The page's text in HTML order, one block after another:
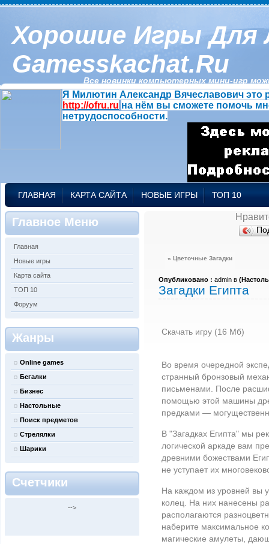
Хорошие Игры Для
Gamesskachat.ru
Все новинки компьютерных мини-игр
Я Милютин Александр Вячеславович это
http://ofru.ru на нём вы сможете помочь
нетрудоспособности.
ГЛАВНАЯ КАРТА САЙТА НОВЫЕ ИГРЫ ТОП 10
Главное Меню
Главная
Новые игры
Карта сайта
ТОП 10
Форуум
Жанры
Online games
Бегалки
Бизнес
Настольные
Поиск предметов
Стрелялки
Шарики
Счетчики
-->
« Цветочные Загадки
Опубликовано : admin в (
Загадки Египта
Скачать игру (16 Мб)
Во время очередной
странный бронзовый
письменами. После
помощью этой машины
предками —
В "Загадках Египта" мы
логической аркаде вам
древними божествами
не уступает их
На каждом из уровней вы
колец. На них нанесены
располагаются
наберите максимальное
магические амулеты,